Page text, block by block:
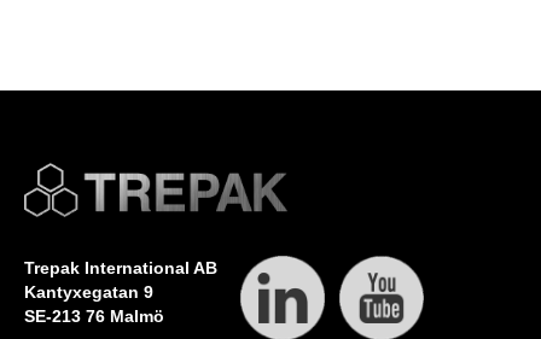
Trepak International AB
Kantyxegatan 9
SE-213 76 Malmö